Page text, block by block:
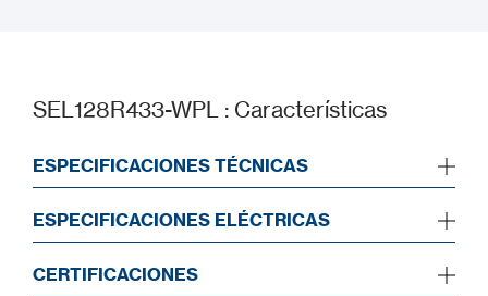
SEL128R433-WPL : Características
ESPECIFICACIONES TÉCNICAS
ESPECIFICACIONES ELÉCTRICAS
CERTIFICACIONES